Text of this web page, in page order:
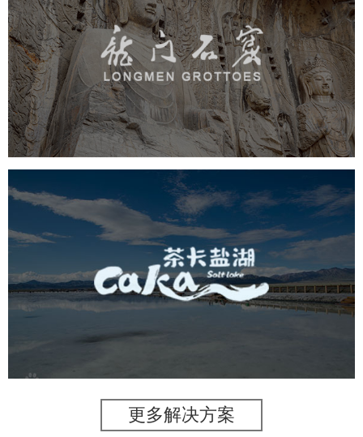
龙门石窟
旅游休闲 景区网站建设 品牌官网 网页设计
茶卡盐湖
更多解决方案